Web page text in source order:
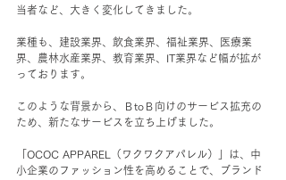
当者など、大きく変化してきました。
業種も、建設業界、飲食業界、福祉業界、医療業
界、農林水産業界、教育業界、IT業界など幅が拡が
っております。
このような背景から、ＢtoＢ向けのサービス拡充の
ため、新たなサービスを立ち上げました。
「OCOC APPAREL（ワクワクアパレル）」は、中
小企業のファッション性を高めることで、ブランド